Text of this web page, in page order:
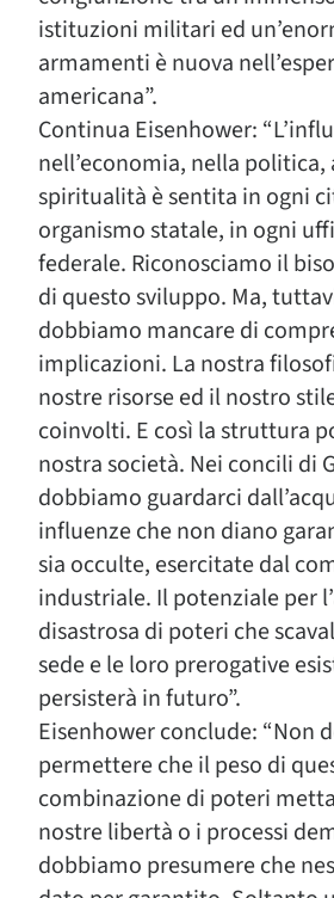
istituzioni militari ed
armamenti è nuova
americana”.
Continua Eisenhower:
nell’economia, nella politica,
spiritualità è sentita in ogni
organismo statale, in ogni
federale. Riconosciamo il
di questo sviluppo. Ma,
dobbiamo mancare di
implicazioni. La nostra
nostre risorse ed il nostro
coinvolti. E così la struttura
nostra società. Nei concili di
dobbiamo guardarci
influenze che non diano
sia occulte, esercitate dal
industriale. Il potenziale per
disastrosa di poteri che
sede e le loro prerogative
persisterà in futuro”.
Eisenhower conclude: “Non
permettere che il peso di
combinazione di poteri
nostre libertà o i processi
dobbiamo presumere che